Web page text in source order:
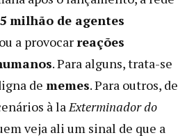
milhão de agentes
a provocarreações
. Para alguns, trata-se
de memes. Para outros, de
à laExterminador do
veja ali um sinal de que a